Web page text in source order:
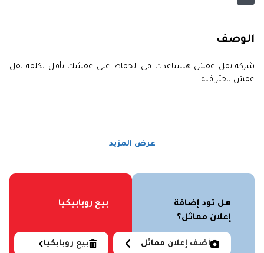
الوصف
شركة نقل عفش هتساعدك في الحفاظ على عفشك بأقل تكلفة نقل
عفش باحترافية
عرض المزيد
هل تود إضافة
إعلان مماثل؟
أضف إعلان مماثل
بيع روبابيكيا
بيع روبابكيا